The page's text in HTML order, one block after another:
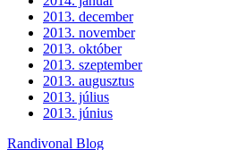
2013. december
2013. november
2013. október
2013. szeptember
2013. augusztus
2013. július
2013. június
Randivonal Blog